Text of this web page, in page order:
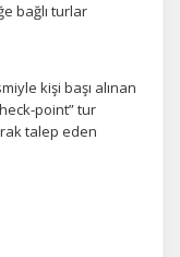
bağlı turlar
kişi başı alınan
point” tur
talep eden